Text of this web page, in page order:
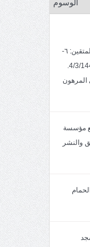
الوسوم
خطبة الجمعة: سمات المتقين: ٦-
عمل الإحسان بتاريخ4/3/1447.
مؤسسة
والنشر